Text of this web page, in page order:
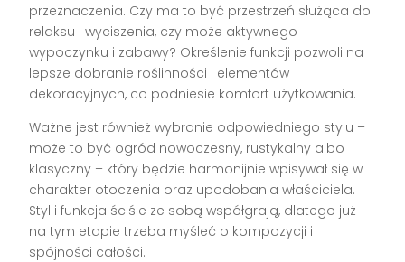
przeznaczenia. Czy ma to być przestrzeń służąca do
relaksu i wyciszenia, czy może aktywnego
wypoczynku i zabawy? Określenie funkcji pozwoli na
lepsze dobranie roślinności i elementów
dekoracyjnych, co podniesie komfort użytkowania.
Ważne jest również wybranie odpowiedniego stylu –
może to być ogród nowoczesny, rustykalny albo
klasyczny – który będzie harmonijnie wpisywał się w
charakter otoczenia oraz upodobania właściciela.
Styl i funkcja ściśle ze sobą współgrają, dlatego już
na tym etapie trzeba myśleć o kompozycji i
spójności całości.